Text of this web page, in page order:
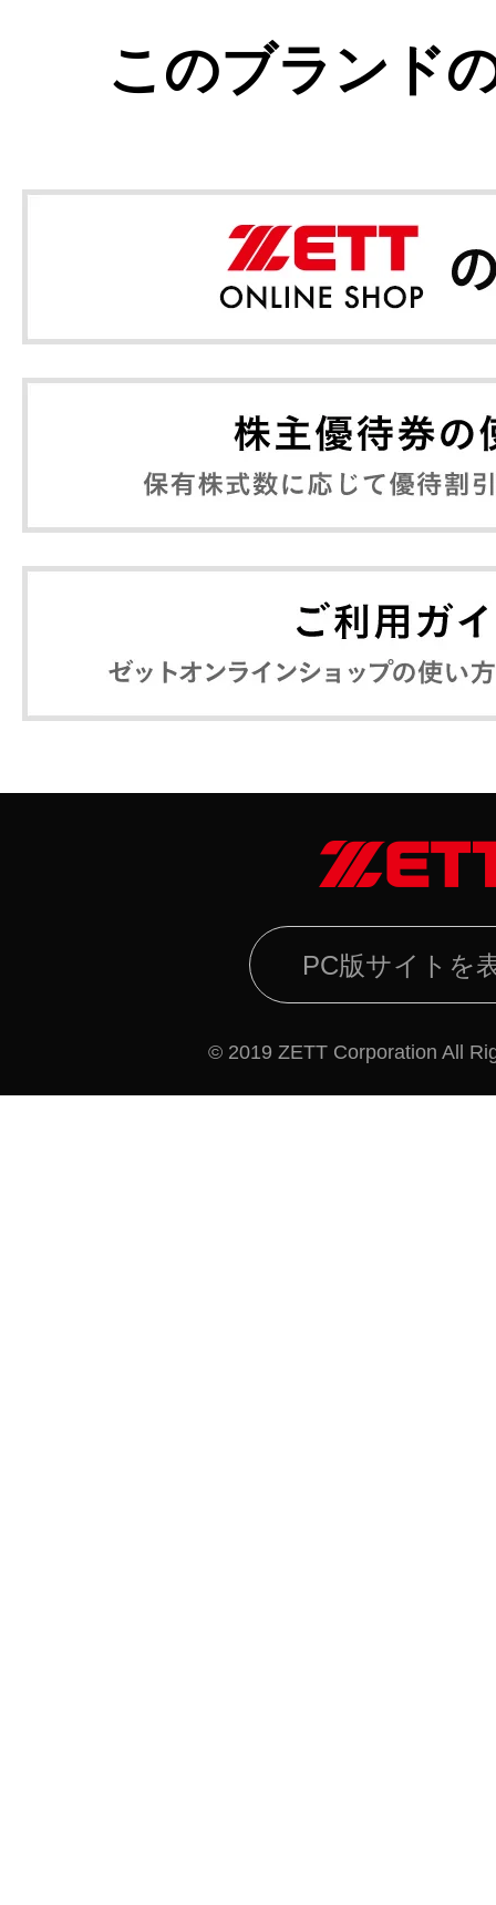
このブランド
PC版サイトを
© 2019 ZETT Corporation All